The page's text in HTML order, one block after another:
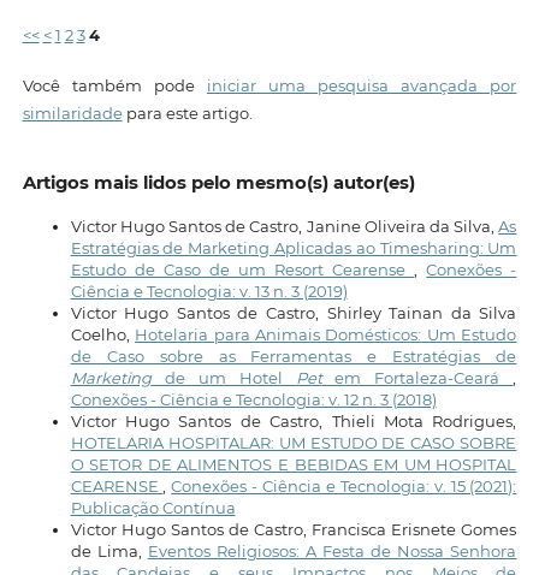
<< < 1 2 3 4
Você também pode iniciar uma pesquisa avançada por
similaridadepara este artigo.
Artigos mais lidos pelo mesmo(s) autor(es)
Victor Hugo Santos de Castro, Janine Oliveira da Silva,As
Estratégias de Marketing Aplicadas ao Timesharing: Um
Estudo de Caso de um Resort Cearense,Conexões -
Ciência e Tecnologia: v. 13 n. 3 (2019)
Victor Hugo Santos de Castro, Shirley Tainan da Silva
Coelho, Hotelaria para Animais Domésticos: Um Estudo
de Caso sobre as Ferramentas e Estratégias de
Marketingde um Hotel Petem Fortaleza-Ceará,
Conexões - Ciência e Tecnologia: v. 12 n. 3 (2018)
Victor Hugo Santos de Castro, Thieli Mota Rodrigues,
HOTELARIA HOSPITALAR: UM ESTUDO DE CASO SOBRE
O SETOR DE ALIMENTOS E BEBIDAS EM UM HOSPITAL
CEARENSE,Conexões - Ciência e Tecnologia: v. 15 (2021):
Publicação Contínua
Victor Hugo Santos de Castro, Francisca Erisnete Gomes
de Lima, Eventos Religiosos: A Festa de Nossa Senhora